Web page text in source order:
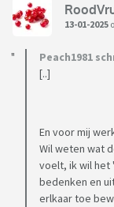
13-01-2025
Peach1981
[..]
En voor mij
Wil weten wat
voelt, ik wil het
bedenken en
erlkaar toe